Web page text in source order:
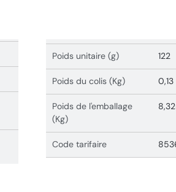
Poids unitaire (g) 122
Poids du colis (Kg) 0,13
Poids de l'emballage
(Kg)
Code tarifaire